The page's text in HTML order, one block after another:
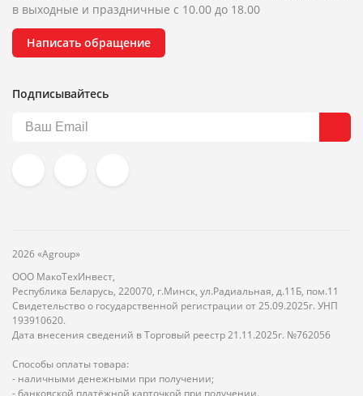
в выходные и праздничные с 10.00 до 18.00
Написать обращение
Подписывайтесь
2026 «Agroup»
ООО МакоТехИнвест,
Республика Беларусь, 220070, г.Минск, ул.Радиальная, д.11Б, пом.11
Свидетельство о государственной регистрации от 25.09.2025г. УНП
193910620.
Дата внесения сведений в Торговый реестр 21.11.2025г. №762056
Способы оплаты товара:
- наличными денежными при получении;
- банковской платёжной карточкой при получении.